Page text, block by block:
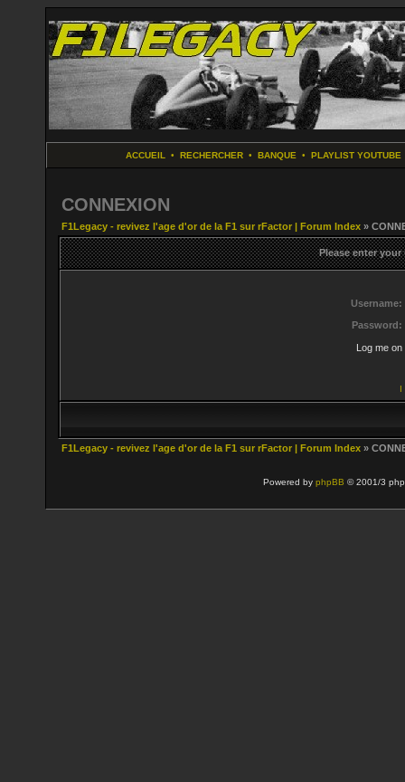
ACCUEIL • RECHERCHER• BANQUE • PLAYLIST YOUTUBE
CONNEXION
F1Legacy - revivez l'age d'or de la F1 sur rFactor | Forum Index »
Please enter
Username:
Password:
Log me
I
F1Legacy - revivez l'age d'or de la F1 sur rFactor | Forum Index »
Powered by phpBB © 2001/3